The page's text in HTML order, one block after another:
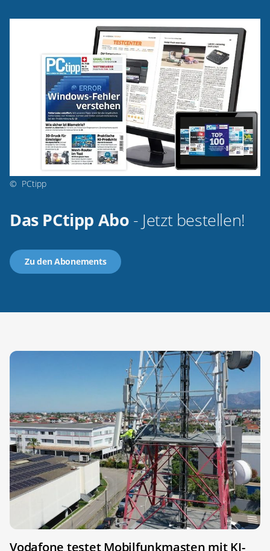
© PCtipp
Das PCtipp Abo - Jetzt bestellen!
Zu den Abonements
Vodafone testet Mobilfunkmasten mit KI-